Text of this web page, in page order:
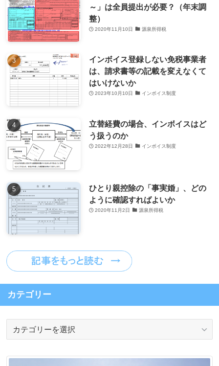
～」は全員提出が必要？（年末調
整）
2020年11月10日 源泉所得税
インボイス登録しない免税事業者
は、請求書等の記載を変えなくて
はいけないか
2023年10月10日 インボイス制度
立替経費の場合、インボイスはど
う扱うのか
2022年12月28日 インボイス制度
ひとり親控除の「事実婚」、どの
ように確認すればよいか
2020年11月2日 源泉所得税
カテゴリー
リ